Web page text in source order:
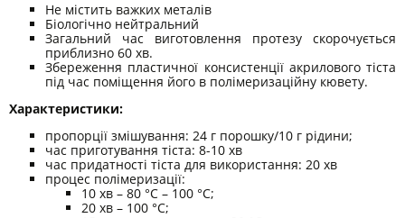
Не містить важких металів
Біологічно нейтральний
Загальний час виготовлення протезу скорочується
приблизно 60 хв.
Збереження пластичної консистенції акрилового тіста
під час поміщення його в полімеризаційну кювету.
Характеристики:
пропорції змішування: 24 г порошку/10 г рідини;
час приготування тіста: 8-10 хв
час придатності тіста для використання: 20 хв
процес полімеризації:
10 хв – 80 °C – 100 °C;
20 хв – 100 °C;